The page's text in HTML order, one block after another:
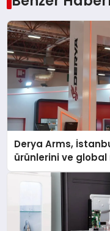
Derya Arms,
ürünlerini ve